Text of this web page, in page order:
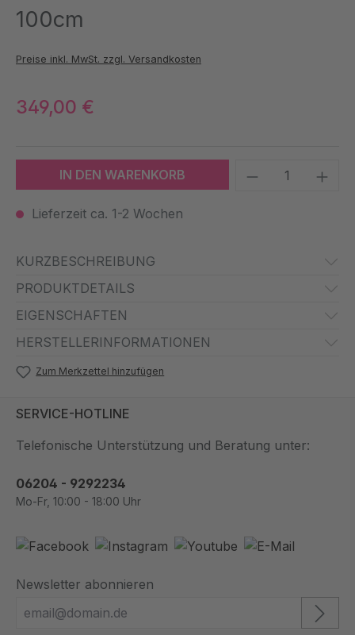
100cm
Preise inkl. MwSt. zzgl. Versandkosten
349,00 €
IN DEN WARENKORB Produkt
Lieferzeit ca. 1-2 Wochen
KURZBESCHREIBUNG
PRODUKTDETAILS
EIGENSCHAFTEN
HERSTELLERINFORMATIONEN
Zum Merkzettel hinzufügen
SERVICE-HOTLINE
Telefonische Unterstützung und Beratung unter:
06204 - 9292234
Mo-Fr, 10:00 - 18:00 Uhr
Newsletter abonnieren